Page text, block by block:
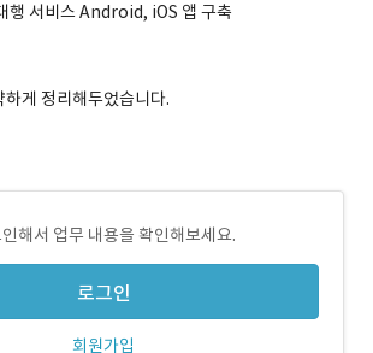
행 서비스 Android, iOS 앱 구축
게 정리해두었습니다.
해서 업무 내용을 확인해보세요.
로그인
회원가입